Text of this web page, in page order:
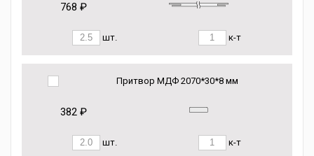
768 ₽
шт. к-т
Притвор МДФ 2070*30*8 мм
382 ₽
шт. к-т